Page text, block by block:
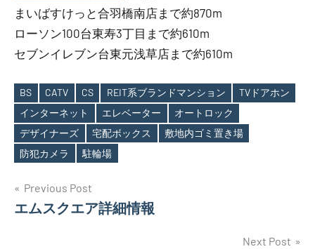
まいばすけっと合羽橋南店まで約870m
ローソン100台東寿3丁目まで約610m
セブンイレブン台東元浅草店まで約610m
Tags
BS CATV CS REIT系ブランドマンション
TVドアホン
インターネット
エレベーター
オートロック
デザイナーズ
宅配ボックス
敷地内ゴミ置き場
防犯カメラ
駐輪場
投
稿
Previous Post
エムスクエア詳細情報
Next Post